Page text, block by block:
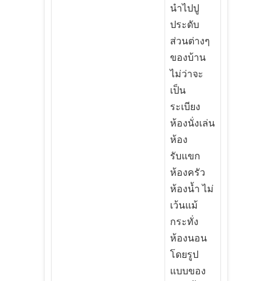
นำไปปู
ประดับ
ส่วนต่างๆ
ของบ้าน
ไม่ว่าจะ
เป็น
ระเบียง
ห้องนั่งเล่น
ห้อง
รับแขก
ห้องครัว
ห้องน้ำ ไม่
เว้นแม้
กระทั่ง
ห้องนอน
โดยรูป
แบบของ